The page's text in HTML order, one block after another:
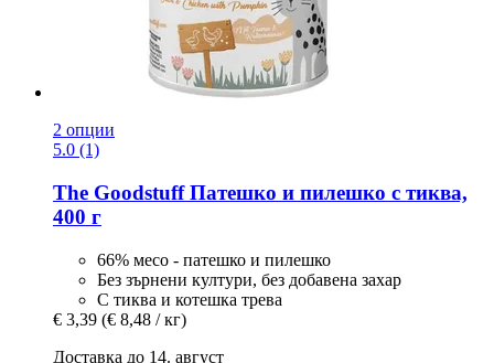
2 опции
5.0 (1)
The GoodstuffПатешко и пилешко с тиква,
400 г
66% месо - патешко и пилешко
Без зърнени култури, без добавена захар
С тиква и котешка трева
€ 3,39 (€ 8,48 / кг)
Доставка до 14. август